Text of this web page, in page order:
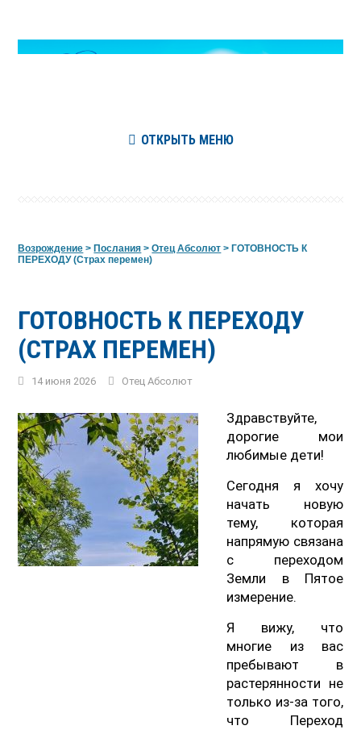
ОТКРЫТЬ МЕНЮ
Возрождение >Послания >Отец Абсолют >ГОТОВНОСТЬ К
ПЕРЕХОДУ (Страх перемен)
ГОТОВНОСТЬ К ПЕРЕХОДУ
(СТРАХ ПЕРЕМЕН)
14 июня 2026 Отец Абсолют
Здравствуйте,
дорогие мои
любимые дети!
Сегодня я хочу
начать новую
тему, которая
напрямую связана
с переходом
Земли в Пятое
измерение.
Я вижу, что
многие из вас
пребывают в
растерянности не
только из-за того,
что Переход